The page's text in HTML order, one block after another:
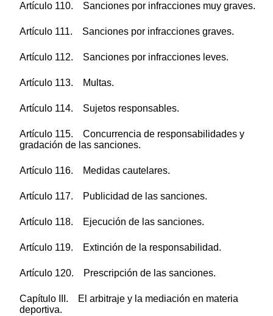
Artículo 110. Sanciones por infracciones muy graves.
Artículo 111. Sanciones por infracciones graves.
Artículo 112. Sanciones por infracciones leves.
Artículo 113. Multas.
Artículo 114. Sujetos responsables.
Artículo 115. Concurrencia de responsabilidades y
gradación de las sanciones.
Artículo 116. Medidas cautelares.
Artículo 117. Publicidad de las sanciones.
Artículo 118. Ejecución de las sanciones.
Artículo 119. Extinción de la responsabilidad.
Artículo 120. Prescripción de las sanciones.
Capítulo III. El arbitraje y la mediación en materia
deportiva.